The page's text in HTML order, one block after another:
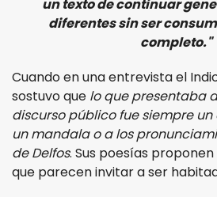
un texto de continuar
diferentes sin ser
completo."
Cuando en una entrevista el
sostuvo que lo que presentaba
discurso público fue siempre
un mandala o a los
de Delfos. Sus poesías
que parecen invitar a ser